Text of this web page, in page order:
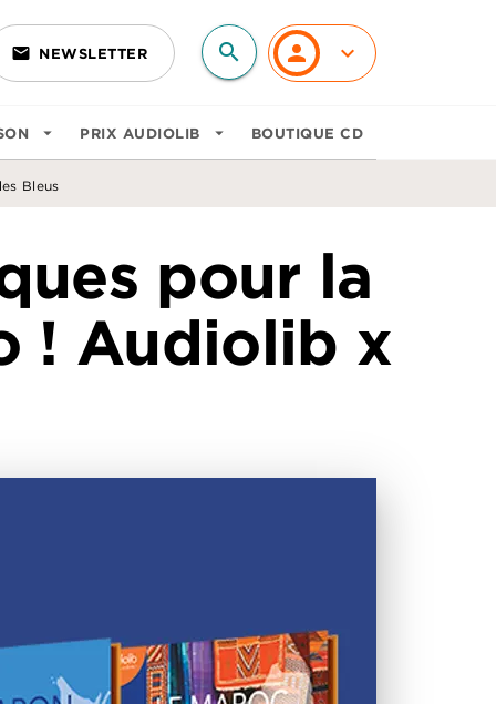
email NEWSLETTER search personn keyboard_arrow_down
arrow_drop_down PRIX AUDIOLIB arrow_drop_down BOUTIQUE CD
Bleus
pour la
! Audiolib x